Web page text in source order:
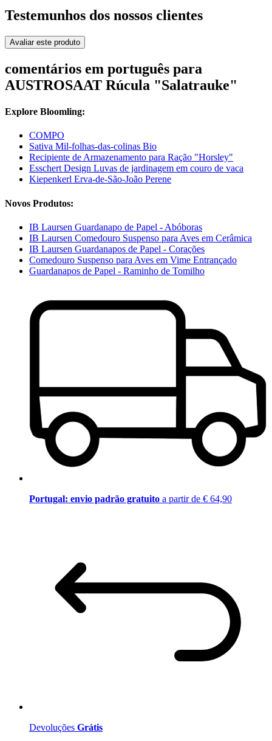
Testemunhos dos nossos clientes
Avaliar este produto
comentários em português para
AUSTROSAAT Rúcula "Salatrauke"
Explore Bloomling:
COMPO
Sativa Mil-folhas-das-colinas Bio
Recipiente de Armazenamento para Ração "Horsley"
Esschert Design Luvas de jardinagem em couro de vaca
Kiepenkerl Erva-de-São-João Perene
Novos Produtos:
IB Laursen Guardanapo de Papel - Abóboras
IB Laursen Comedouro Suspenso para Aves em Cerâmica
IB Laursen Guardanapos de Papel - Corações
Comedouro Suspenso para Aves em Vime Entrançado
Guardanapos de Papel - Raminho de Tomilho
Portugal: envio padrão gratuito a partir de € 64,90
Devoluções Grátis